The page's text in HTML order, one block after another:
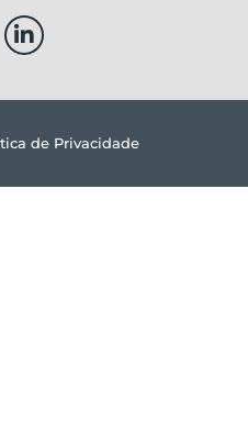
de Privacidade